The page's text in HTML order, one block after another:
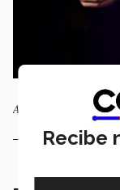
Adrián Ross, de
Recibe